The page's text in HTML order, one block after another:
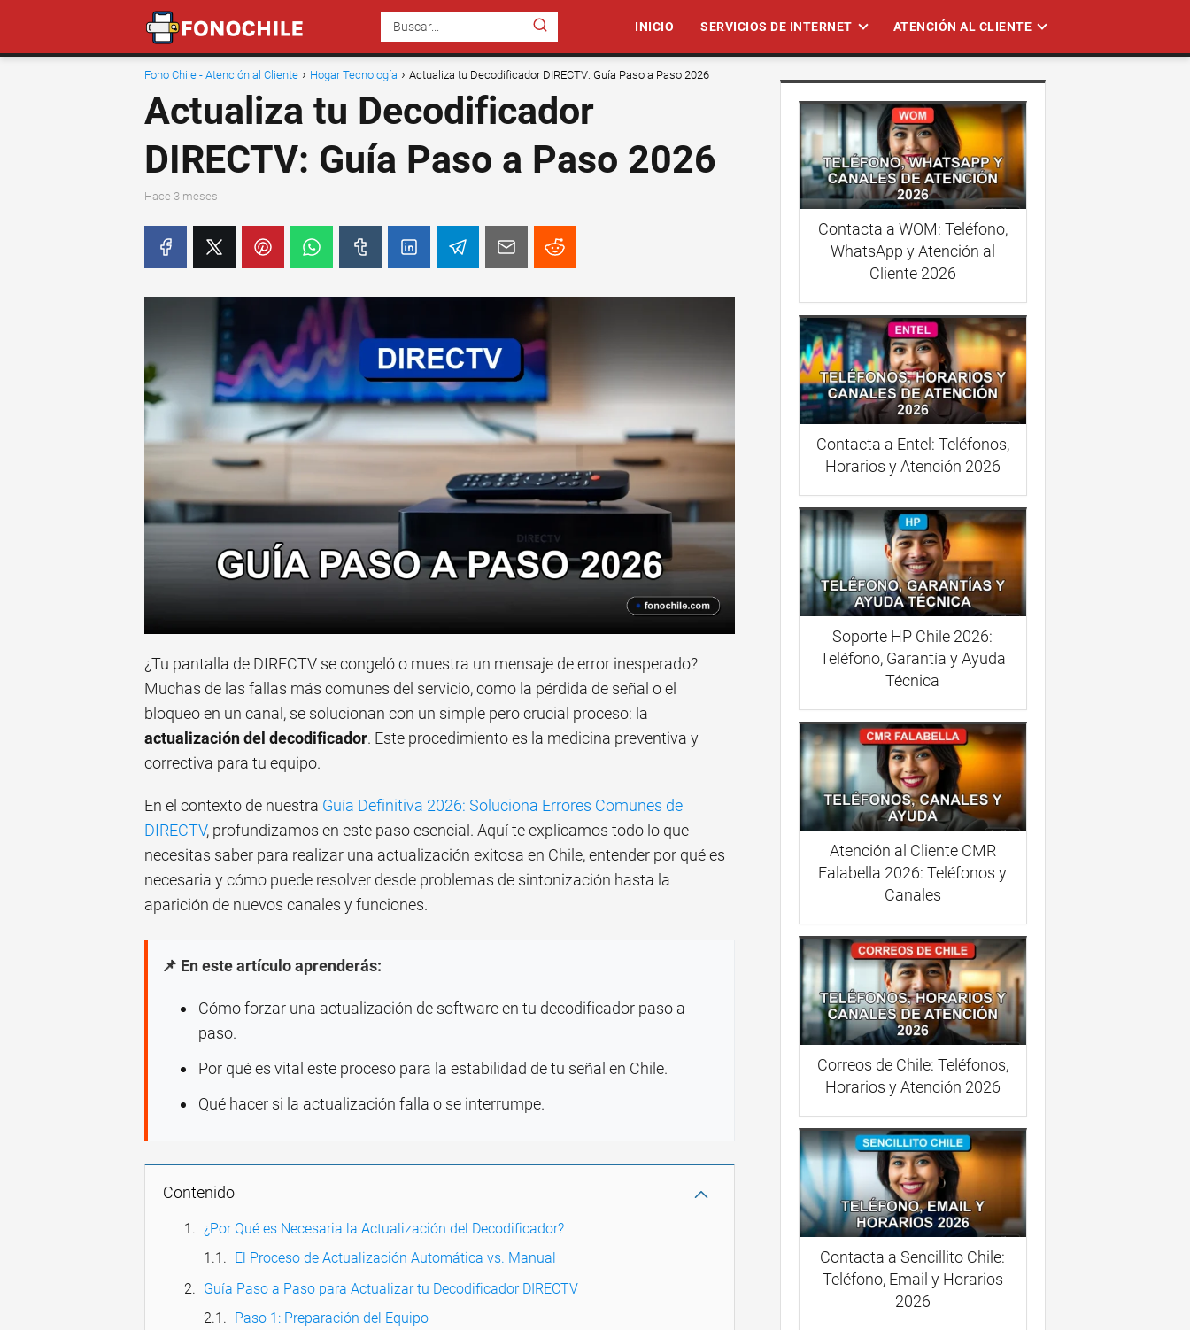
INICIO SERVICIOS DE INTERNET ATENCIÓN AL CLIENTE
Fono Chile - Atención al Cliente Hogar Tecnología Actualiza tu Decodificador DIRECTV: Guía Paso a Paso 2026
Actualiza tu Decodificador
DIRECTV: Guía Paso a Paso 2026
hace 3 meses
¿Tu pantalla de DIRECTV se congeló o muestra un mensaje de error inesperado?
Muchas de las fallas más comunes del servicio, como la pérdida de señal o el
bloqueo en un canal, se solucionan con un simple pero crucial proceso: la
actualización del decodificador. Este procedimiento es la medicina preventiva y
correctiva para tu equipo.
En el contexto de nuestra Guía Definitiva 2026: Soluciona Errores Comunes de
DIRECTV, profundizamos en este paso esencial. Aquí te explicamos todo lo que
necesitas saber para realizar una actualización exitosa en Chile, entender por qué es
necesaria y cómo puede resolver desde problemas de sintonización hasta la
aparición de nuevos canales y funciones.
📌 En este artículo aprenderás:
Cómo forzar una actualización de software en tu decodificador paso a
paso.
Por qué es vital este proceso para la estabilidad de tu señal en Chile.
Qué hacer si la actualización falla o se interrumpe.
Contenido
¿Por Qué es Necesaria la Actualización del Decodificador?
El Proceso de Actualización Automática vs. Manual
Guía Paso a Paso para Actualizar tu Decodificador DIRECTV
Paso 1: Preparación del Equipo
Contacta a WOM: Teléfono,
WhatsApp y Atención al
Cliente 2026
Contacta a Entel: Teléfonos,
Horarios y Atención 2026
Soporte HP Chile 2026:
Teléfono, Garantía y Ayuda
Técnica
Atención al Cliente CMR
Falabella 2026: Teléfonos y
Canales
Correos de Chile: Teléfonos,
Horarios y Atención 2026
Contacta a Sencillito Chile:
Teléfono, Email y Horarios
2026